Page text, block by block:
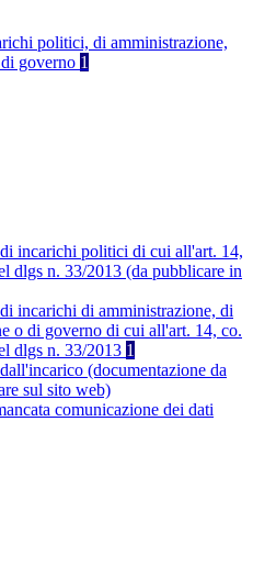
politici, di amministrazione,
governo 1
incarichi politici di cui all'art. 14,
dlgs n. 33/2013 (da pubblicare in
incarichi di amministrazione, di
o di governo di cui all'art. 14, co.
dlgs n. 33/2013 1
(documentazione da
sul sito web)
comunicazione dei dati